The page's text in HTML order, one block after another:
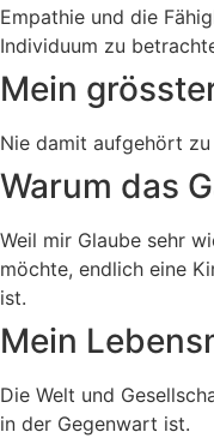
Empathie und die
Individuum zu
Mein
Nie damit aufgehört
Warum das
Weil mir Glaube sehr
möchte, endlich eine
ist.
Mein
Die Welt und
in der Gegenwart ist.